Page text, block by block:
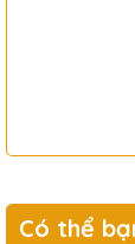
Sản phẩm
Luôn giám
Có thể